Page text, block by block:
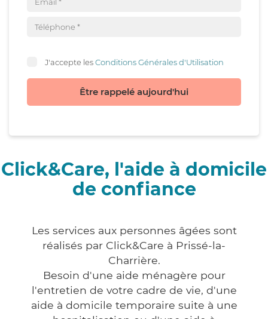
J'accepte lesConditions Générales d'Utilisation
Être rappelé aujourd'hui
Click&Care, l'aide à domicile
de confiance
Les services aux personnes âgées sont
réalisés par Click&Care à Prissé-la-
Charrière.
Besoin d'une aide ménagère pour
l'entretien de votre cadre de vie, d'une
aide à domicile temporaire suite à une